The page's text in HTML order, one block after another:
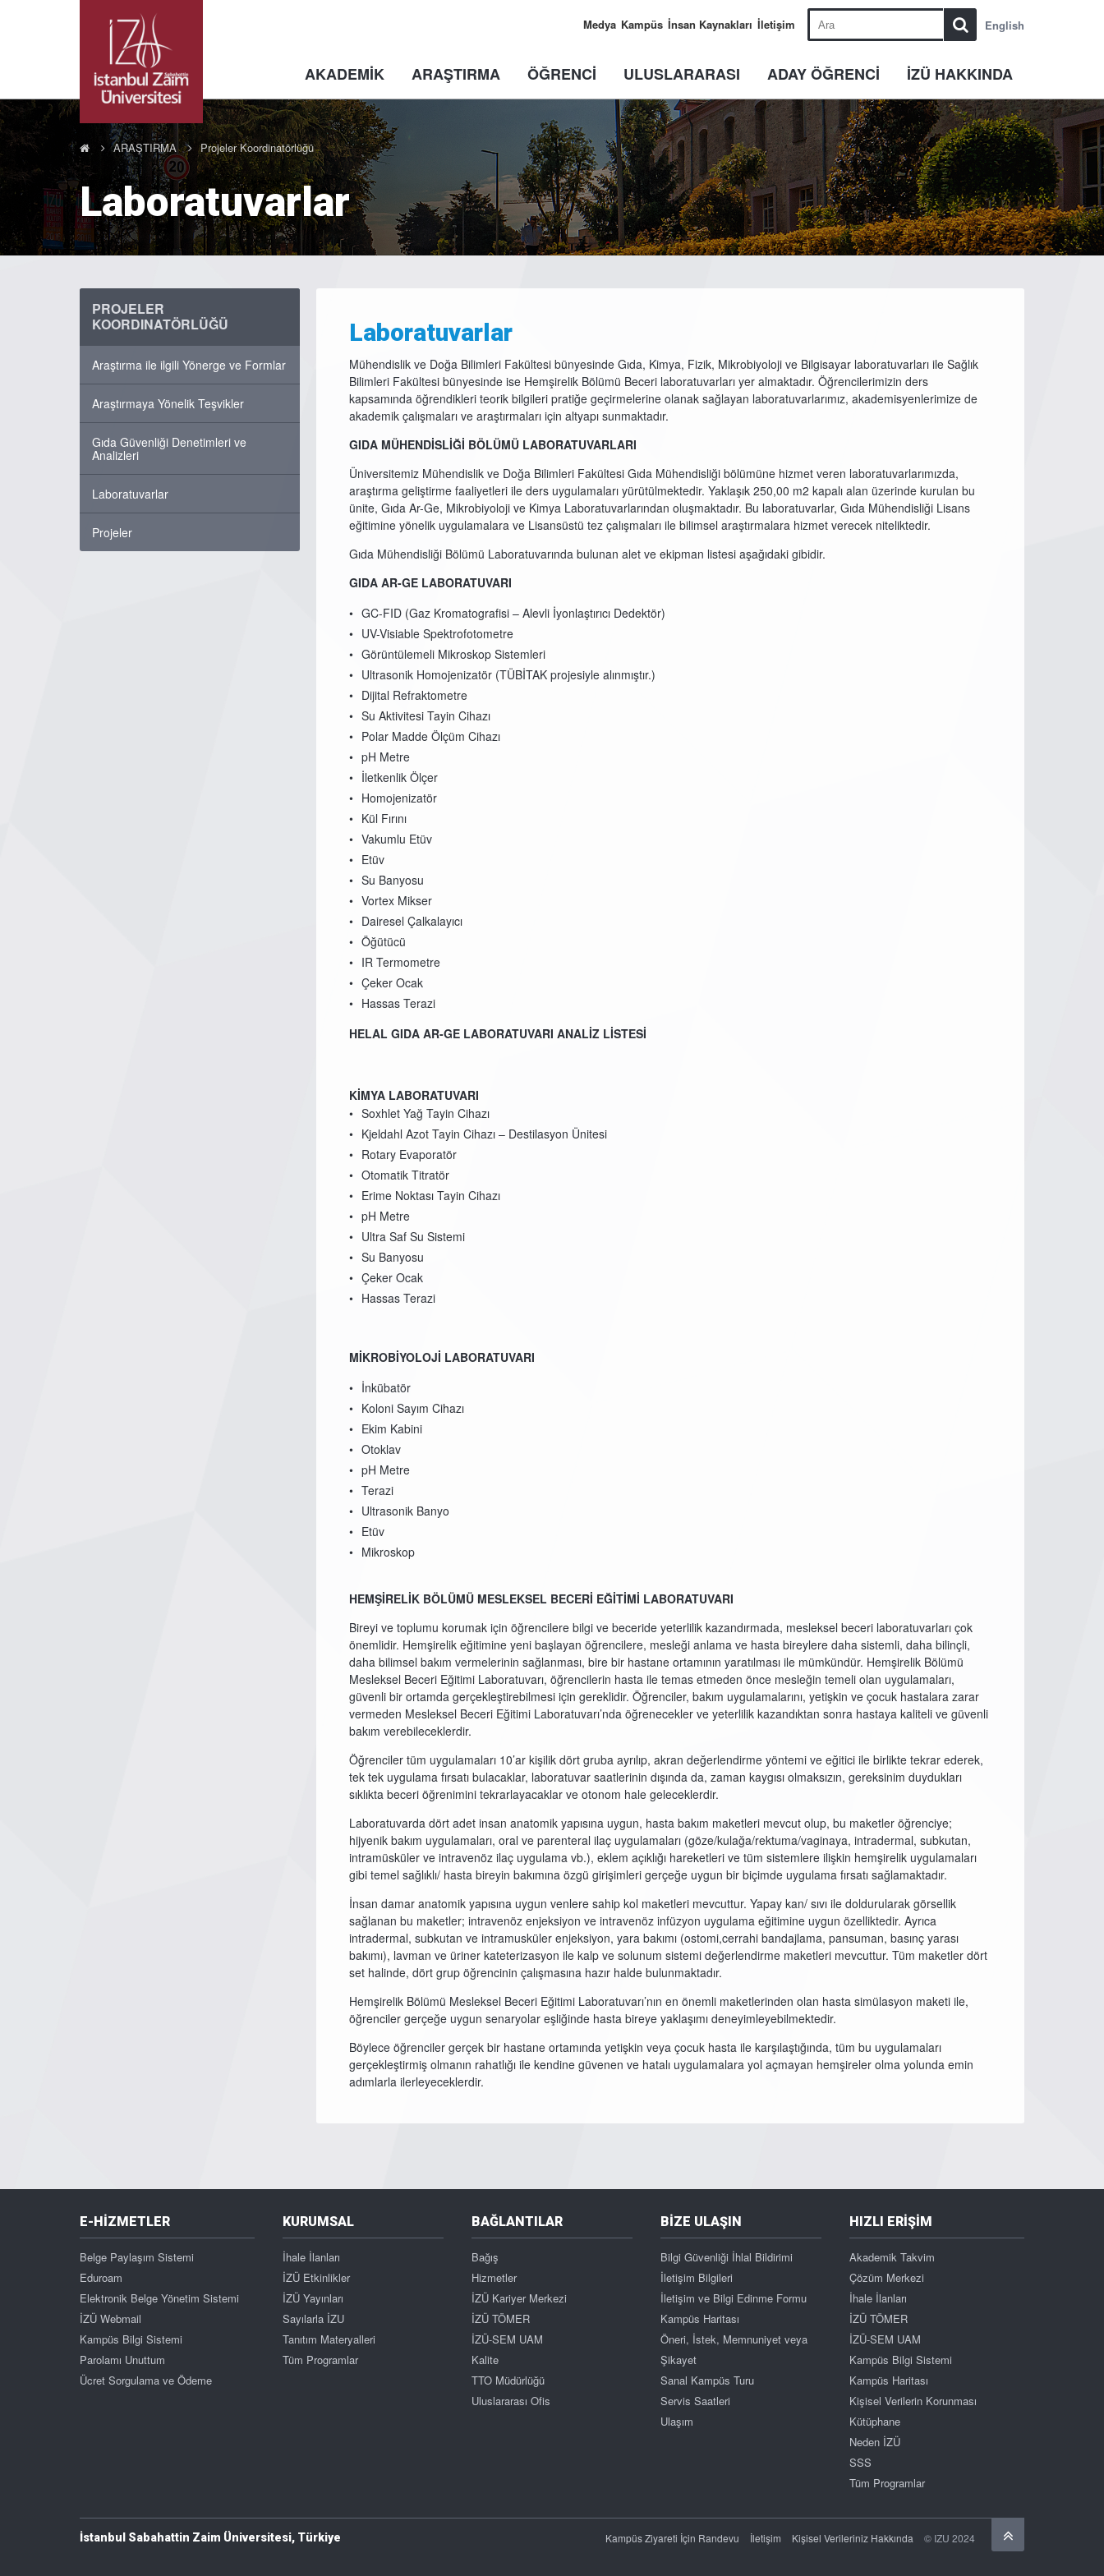
English
Medya Kampüs İnsan Kaynakları İletişim
AKADEMİK ARAŞTIRMA ÖĞRENCİ ULUSLARARASI ADAY ÖĞRENCİ İZÜ HAKKINDA
ARAŞTIRMA Projeler Koordinatörlüğü
Laboratuvarlar
PROJELER
KOORDINATÖRLÜĞÜ
Araştırma ile ilgili Yönerge ve Formlar
Araştırmaya Yönelik Teşvikler
Gıda Güvenliği Denetimleri ve
Analizleri
Laboratuvarlar
Projeler
Laboratuvarlar
Mühendislik ve Doğa Bilimleri Fakültesi bünyesinde Gıda, Kimya, Fizik, Mikrobiyoloji ve Bilgisayar laboratuvarları ile Sağlık
Bilimleri Fakültesi bünyesinde ise Hemşirelik Bölümü Beceri laboratuvarları yer almaktadır. Öğrencilerimizin ders
kapsamında öğrendikleri teorik bilgileri pratiğe geçirmelerine olanak sağlayan laboratuvarlarımız, akademisyenlerimize de
akademik çalışmaları ve araştırmaları için altyapı sunmaktadır.
GIDA MÜHENDİSLİĞİ BÖLÜMÜ LABORATUVARLARI
Üniversitemiz Mühendislik ve Doğa Bilimleri Fakültesi Gıda Mühendisliği bölümüne hizmet veren laboratuvarlarımızda,
araştırma geliştirme faaliyetleri ile ders uygulamaları yürütülmektedir. Yaklaşık 250,00 m2 kapalı alan üzerinde kurulan bu
ünite, Gıda Ar-Ge, Mikrobiyoloji ve Kimya Laboratuvarlarından oluşmaktadır. Bu laboratuvarlar, Gıda Mühendisliği Lisans
eğitimine yönelik uygulamalara ve Lisansüstü tez çalışmaları ile bilimsel araştırmalara hizmet verecek niteliktedir.
Gıda Mühendisliği Bölümü Laboratuvarında bulunan alet ve ekipman listesi aşağıdaki gibidir.
GIDA AR-GE LABORATUVARI
GC-FID (Gaz Kromatografisi – Alevli İyonlaştırıcı Dedektör)
UV-Visiable Spektrofotometre
Görüntülemeli Mikroskop Sistemleri
Ultrasonik Homojenizatör (TÜBİTAK projesiyle alınmıştır.)
Dijital Refraktometre
Su Aktivitesi Tayin Cihazı
Polar Madde Ölçüm Cihazı
pH Metre
İletkenlik Ölçer
Homojenizatör
Kül Fırını
Vakumlu Etüv
Etüv
Su Banyosu
Vortex Mikser
Dairesel Çalkalayıcı
Öğütücü
IR Termometre
Çeker Ocak
Hassas Terazi
HELAL GIDA AR-GE LABORATUVARI ANALİZ LİSTESİ
KİMYA LABORATUVARI
Soxhlet Yağ Tayin Cihazı
Kjeldahl Azot Tayin Cihazı – Destilasyon Ünitesi
Rotary Evaporatör
Otomatik Titratör
Erime Noktası Tayin Cihazı
pH Metre
Ultra Saf Su Sistemi
Su Banyosu
Çeker Ocak
Hassas Terazi
MİKROBİYOLOJİ LABORATUVARI
İnkübatör
Koloni Sayım Cihazı
Ekim Kabini
Otoklav
pH Metre
Terazi
Ultrasonik Banyo
Etüv
Mikroskop
HEMŞİRELİK BÖLÜMÜ MESLEKSEL BECERİ EĞİTİMİ LABORATUVARI
Bireyi ve toplumu korumak için öğrencilere bilgi ve beceride yeterlilik kazandırmada, mesleksel beceri laboratuvarları çok
önemlidir. Hemşirelik eğitimine yeni başlayan öğrencilere, mesleği anlama ve hasta bireylere daha sistemli, daha bilinçli,
daha bilimsel bakım vermelerinin sağlanması, bire bir hastane ortamının yaratılması ile mümkündür. Hemşirelik Bölümü
Mesleksel Beceri Eğitimi Laboratuvarı, öğrencilerin hasta ile temas etmeden önce mesleğin temeli olan uygulamaları,
güvenli bir ortamda gerçekleştirebilmesi için gereklidir. Öğrenciler, bakım uygulamalarını, yetişkin ve çocuk hastalara zarar
vermeden Mesleksel Beceri Eğitimi Laboratuvarı’nda öğrenecekler ve yeterlilik kazandıktan sonra hastaya kaliteli ve güvenli
bakım verebileceklerdir.
Öğrenciler tüm uygulamaları 10’ar kişilik dört gruba ayrılıp, akran değerlendirme yöntemi ve eğitici ile birlikte tekrar ederek,
tek tek uygulama fırsatı bulacaklar, laboratuvar saatlerinin dışında da, zaman kaygısı olmaksızın, gereksinim duydukları
sıklıkta beceri öğrenimini tekrarlayacaklar ve otonom hale geleceklerdir.
Laboratuvarda dört adet insan anatomik yapısına uygun, hasta bakım maketleri mevcut olup, bu maketler öğrenciye;
hijyenik bakım uygulamaları, oral ve parenteral ilaç uygulamaları (göze/kulağa/rektuma/vaginaya, intradermal, subkutan,
intramüsküler ve intravenöz ilaç uygulama vb.), eklem açıklığı hareketleri ve tüm sistemlere ilişkin hemşirelik uygulamaları
gibi temel sağlıklı/ hasta bireyin bakımına özgü girişimleri gerçeğe uygun bir biçimde uygulama fırsatı sağlamaktadır.
İnsan damar anatomik yapısına uygun venlere sahip kol maketleri mevcuttur. Yapay kan/ sıvı ile doldurularak görsellik
sağlanan bu maketler; intravenöz enjeksiyon ve intravenöz infüzyon uygulama eğitimine uygun özelliktedir. Ayrıca
intradermal, subkutan ve intramusküler enjeksiyon, yara bakımı (ostomi,cerrahi bandajlama, pansuman, basınç yarası
bakımı), lavman ve üriner kateterizasyon ile kalp ve solunum sistemi değerlendirme maketleri mevcuttur. Tüm maketler dört
set halinde, dört grup öğrencinin çalışmasına hazır halde bulunmaktadır.
Hemşirelik Bölümü Mesleksel Beceri Eğitimi Laboratuvarı’nın en önemli maketlerinden olan hasta simülasyon maketi ile,
öğrenciler gerçeğe uygun senaryolar eşliğinde hasta bireye yaklaşımı deneyimleyebilmektedir.
Böylece öğrenciler gerçek bir hastane ortamında yetişkin veya çocuk hasta ile karşılaştığında, tüm bu uygulamaları
gerçekleştirmiş olmanın rahatlığı ile kendine güvenen ve hatalı uygulamalara yol açmayan hemşireler olma yolunda emin
adımlarla ilerleyeceklerdir.
E-HİZMETLER
Belge Paylaşım Sistemi
Eduroam
Elektronik Belge Yönetim Sistemi
İZÜ Webmail
Kampüs Bilgi Sistemi
Parolamı Unuttum
Ücret Sorgulama ve Ödeme
KURUMSAL
İhale İlanları
İZÜ Etkinlikler
İZÜ Yayınları
Sayılarla İZU
Tanıtım Materyalleri
Tüm Programlar
BAĞLANTILAR
Bağış
Hizmetler
İZÜ Kariyer Merkezi
İZÜ TÖMER
İZÜ-SEM UAM
Kalite
TTO Müdürlüğü
Uluslararası Ofis
BİZE ULAŞIN
Bilgi Güvenliği İhlal Bildirimi
İletişim Bilgileri
İletişim ve Bilgi Edinme Formu
Kampüs Haritası
Öneri, İstek, Memnuniyet veya
Şikayet
Sanal Kampüs Turu
Servis Saatleri
Ulaşım
HIZLI ERİŞİM
Akademik Takvim
Çözüm Merkezi
İhale İlanları
İZÜ TÖMER
İZÜ-SEM UAM
Kampüs Bilgi Sistemi
Kampüs Haritası
Kişisel Verilerin Korunması
Kütüphane
Neden İZÜ
SSS
Tüm Programlar
İstanbul Sabahattin Zaim Üniversitesi, Türkiye Kampüs Ziyareti İçin Randevu İletişim Kişisel Verileriniz Hakkında © IZU 2024 Başa Dön